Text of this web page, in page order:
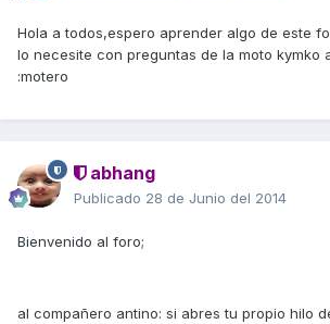
Hola a todos,espero aprender algo de este
lo necesite con preguntas de la moto kymko
:motero
abhang
Publicado 28 de Junio del 2014
Bienvenido al foro;
al compañero antino: si abres tu propio hilo